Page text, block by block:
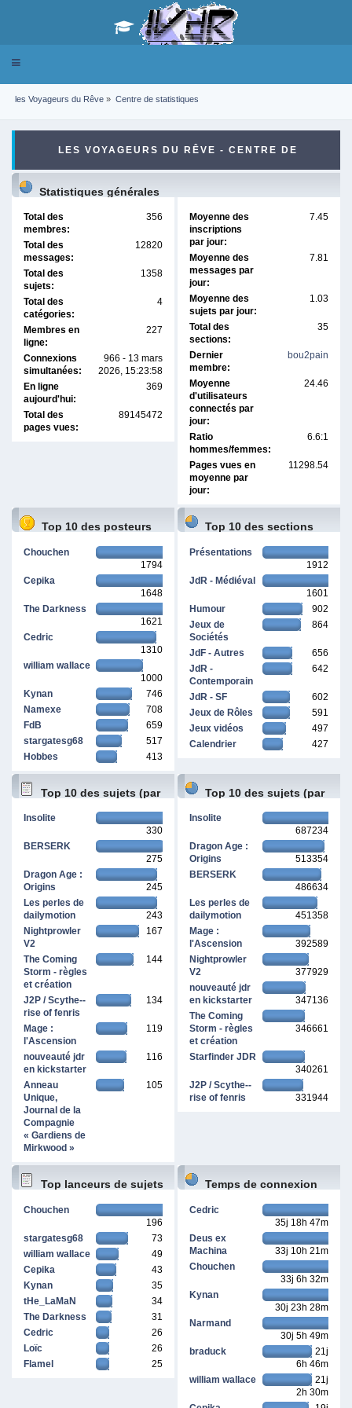
Toggle
les Voyageurs du Rêve » Centre de statistiques
LES VOYAGEURS DU RÊVE - CENTRE DE
STATISTIQUES
Statistiques générales
Total des
membres:
356
Total des
messages:
12820
Total des
sujets:
1358
Total des
catégories:
4
Membres en
ligne:
227
Connexions
simultanées:
966 - 13 mars
2026, 15:23:58
En ligne
aujourd'hui:
369
Total des
pages vues:
89145472
Moyenne des
inscriptions
par jour:
7.45
Moyenne des
messages par
jour:
7.81
Moyenne des
sujets par jour:
1.03
Total des
sections:
35
Dernier
membre:
bou2pain
Moyenne
d'utilisateurs
connectés par
jour:
24.46
Ratio
hommes/femmes:
6.6:1
Pages vues en
moyenne par
jour:
11298.54
Top 10 des posteurs
Chouchen
1794
Cepika
1648
The Darkness
1621
Cedric
1310
william wallace
1000
Kynan
746
Namexe
708
FdB
659
stargatesg68
517
Hobbes
413
Top 10 des sections
Présentations
1912
JdR - Médiéval
1601
Humour
902
Jeux de
Sociétés
864
JdF - Autres
656
JdR -
Contemporain
642
JdR - SF
602
Jeux de Rôles
591
Jeux vidéos
497
Calendrier
427
Top 10 des sujets (par
Insolite
330
BERSERK
275
Dragon Age :
Origins
245
Les perles de
dailymotion
243
Nightprowler
V2
167
The Coming
Storm - règles
et création
144
J2P / Scythe--
rise of fenris
134
Mage :
l'Ascension
119
nouveauté jdr
en kickstarter
116
Anneau
Unique,
Journal de la
Compagnie
« Gardiens de
Mirkwood »
105
Top 10 des sujets (par
Insolite
687234
Dragon Age :
Origins
513354
BERSERK
486634
Les perles de
dailymotion
451358
Mage :
l'Ascension
392589
Nightprowler
V2
377929
nouveauté jdr
en kickstarter
347136
The Coming
Storm - règles
et création
346661
Starfinder JDR
340261
J2P / Scythe--
rise of fenris
331944
Top lanceurs de sujets
Chouchen
196
stargatesg68
73
william wallace
49
Cepika
43
Kynan
35
tHe_LaMaN
34
The Darkness
31
Cedric
26
Loïc
26
Flamel
25
Temps de connexion
Cedric
35j 18h 47m
Deus ex
Machina
33j 10h 21m
Chouchen
33j 6h 32m
Kynan
30j 23h 28m
Narmand
30j 5h 49m
braduck
21j
6h 46m
william wallace
21j
2h 30m